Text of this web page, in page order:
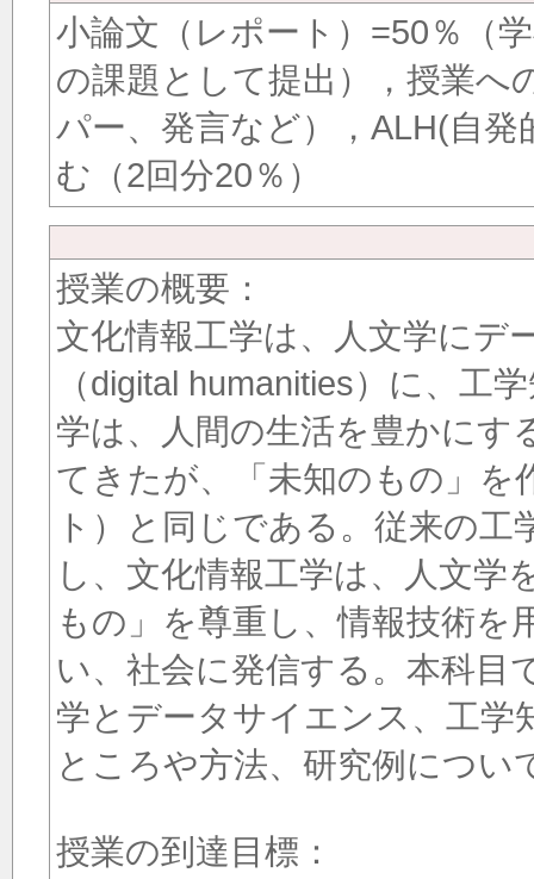
小論文（レポート）=50％（
の課題として提出），授業へ
パー、発言など），ALH(自
む（2回分20％）
授業の概要：
文化情報工学は、人文学にデ
（digital humanities）に、工
学は、人間の生活を豊かにす
てきたが、「未知のもの」を
ト）と同じである。従来の
し、文化情報工学は、人文学
もの」を尊重し、情報技術を
い、社会に発信する。本科目
学とデータサイエンス、工学
ところや方法、研究例につい
授業の到達目標：